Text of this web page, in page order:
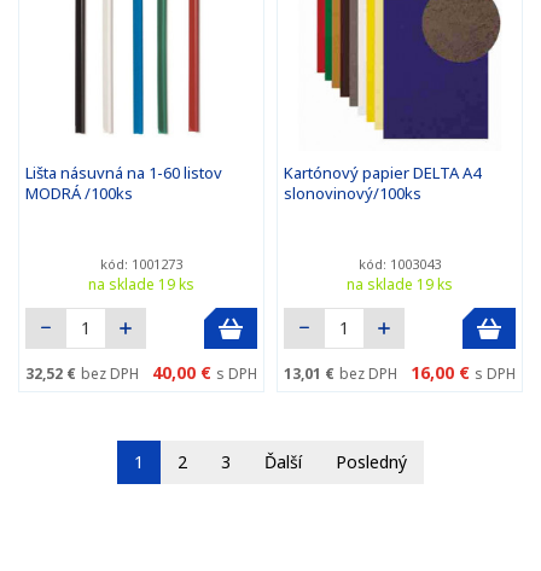
Lišta násuvná na 1-60 listov
MODRÁ /100ks
kód: 1001273
na sklade 19 ks
32,52 € bez DPH 40,00 € s DPH
Kartónový papier DELTA A4
slonovinový/100ks
kód: 1003043
na sklade 19 ks
13,01 € bez DPH 16,00 € s DPH
1 2 3 Ďalší Posledný